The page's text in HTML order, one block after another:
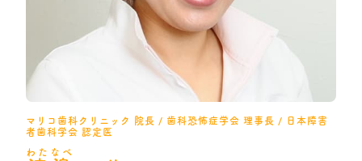
マリコ歯科クリニック 院長 / 歯科恐怖症学会 理事長 / 日本障害
者歯科学会 認定医
わたなべ